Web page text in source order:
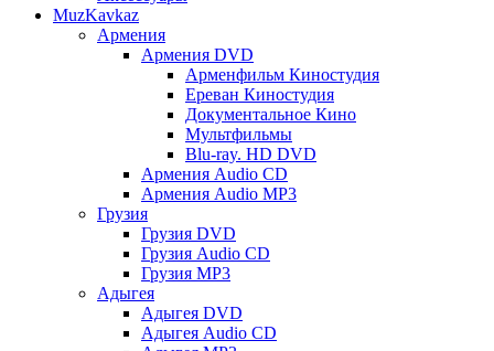
MuzKavkaz
Армения
Армения DVD
Арменфильм Киностудия
Ереван Киностудия
Документальное Кино
Мультфильмы
Blu-ray. HD DVD
Армения Audio CD
Армения Audio MP3
Грузия
Грузия DVD
Грузия Audio CD
Грузия MP3
Адыгея
Адыгея DVD
Адыгея Audio CD